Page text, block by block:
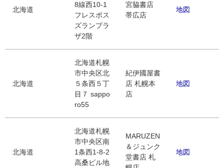
北海道
8線西10-1
フレスポス
ズランプラ
ザ2階
宮脇書店
帯広店
地図
北海道
北海道札幌
市中央区北
５条西５丁
目７ sappo
ro55
紀伊國屋書
店 札幌本
店
地図
北海道
北海道札幌
市中央区南
1条西1-8-2
高桑ビル地
MARUZEN
＆ジュンク
堂書店 札
地図